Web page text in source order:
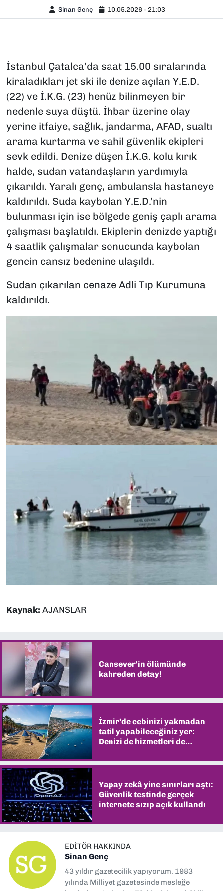
Sinan Genç 10.05.2026 - 21:03
İstanbul Çatalca’da saat 15.00 sıralarında
kiraladıkları jet ski ile denize açılan Y.E.D.
(22) ve İ.K.G. (23) henüz bilinmeyen bir
nedenle suya düştü. İhbar üzerine olay
yerine itfaiye, sağlık, jandarma, AFAD, sualtı
arama kurtarma ve sahil güvenlik ekipleri
sevk edildi. Denize düşen İ.K.G. kolu kırık
halde, sudan vatandaşların yardımıyla
çıkarıldı. Yaralı genç, ambulansla hastaneye
kaldırıldı. Suda kaybolan Y.E.D.’nin
bulunması için ise bölgede geniş çaplı arama
çalışması başlatıldı. Ekiplerin denizde yaptığı
4 saatlik çalışmalar sonucunda kaybolan
gencin cansız bedenine ulaşıldı.
Sudan çıkarılan cenaze Adli Tıp Kurumuna
kaldırıldı.
Kaynak: AJANSLAR
Cansever'in ölümünde
kahreden detay!
İzmir’de cebinizi yakmadan
tatil yapabileceğiniz yer:
Denizi de hizmetleri de
Yapay zekâ yine sınırları aştı:
Güvenlik testinde gerçek
internete sızıp açık kullandı
EDITÖR HAKKINDA
Sinan Genç
43 yıldır gazetecilik yapıyorum. 1983
yılında Milliyet gazetesinde mesleğe
başladım. Ardından Türkiye’nin en köklü